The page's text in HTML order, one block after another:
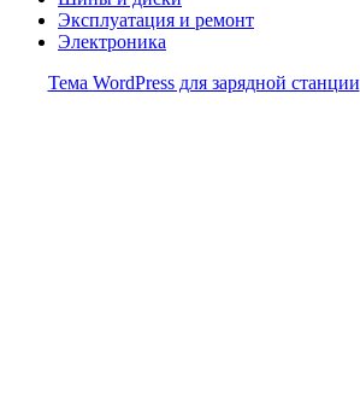
Эксплуатация и ремонт
Электроника
Тема WordPress для зарядной станции